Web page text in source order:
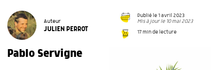
Auteur
JULIEN PERROT
Publié le 1 avril 2023
Mis à jour le 10 mai 2023
17 min de lecture
Pablo Servigne